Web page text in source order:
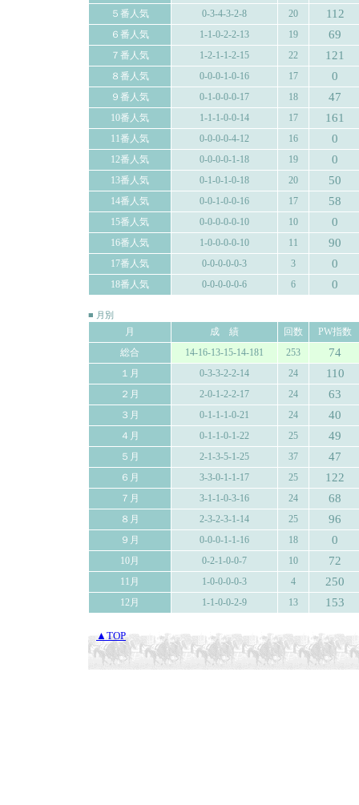
５番人気 0-3-4-3-2-8 20 112
６番人気 1-1-0-2-2-13 19 69
７番人気 1-2-1-1-2-15 22 121
８番人気 0-0-0-1-0-16 17 0
９番人気 0-1-0-0-0-17 18 47
10番人気 1-1-1-0-0-14 17 161
11番人気 0-0-0-0-4-12 16 0
12番人気 0-0-0-0-1-18 19 0
13番人気 0-1-0-1-0-18 20 50
14番人気 0-0-1-0-0-16 17 58
15番人気 0-0-0-0-0-10 10 0
16番人気 1-0-0-0-0-10 11 90
17番人気 0-0-0-0-0-3 3 0
18番人気 0-0-0-0-0-6 6 0
■ 月別
月 成 績 回数
PW指数
総合
14-16-13-15-14-181 253 74
１月 0-3-3-2-2-14 24 110
２月 2-0-1-2-2-17 24 63
３月 0-1-1-1-0-21 24 40
４月 0-1-1-0-1-22 25 49
５月 2-1-3-5-1-25 37 47
６月 3-3-0-1-1-17 25 122
７月 3-1-1-0-3-16 24 68
８月 2-3-2-3-1-14 25 96
９月 0-0-0-1-1-16 18 0
10月 0-2-1-0-0-7 10 72
11月 1-0-0-0-0-3 4 250
12月 1-1-0-0-2-9 13 153
▲TOP